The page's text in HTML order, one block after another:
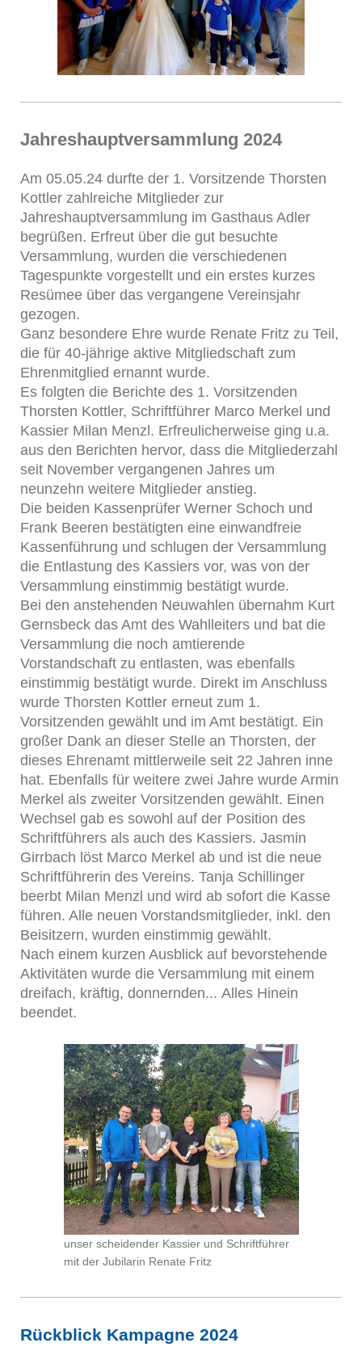
Jahreshauptversammlung 2024
Am 05.05.24 durfte der 1. Vorsitzende Thorsten
Kottler zahlreiche Mitglieder zur
Jahreshauptversammlung im Gasthaus Adler
begrüßen. Erfreut über die gut besuchte
Versammlung, wurden die verschiedenen
Tagespunkte vorgestellt und ein erstes kurzes
Resümee über das vergangene Vereinsjahr
gezogen.
Ganz besondere Ehre wurde Renate Fritz zu Teil,
die für 40-jährige aktive Mitgliedschaft zum
Ehrenmitglied ernannt wurde.
Es folgten die Berichte des 1. Vorsitzenden
Thorsten Kottler, Schriftführer Marco Merkel und
Kassier Milan Menzl. Erfreulicherweise ging u.a.
aus den Berichten hervor, dass die Mitgliederzahl
seit November vergangenen Jahres um
neunzehn weitere Mitglieder anstieg.
Die beiden Kassenprüfer Werner Schoch und
Frank Beeren bestätigten eine einwandfreie
Kassenführung und schlugen der Versammlung
die Entlastung des Kassiers vor, was von der
Versammlung einstimmig bestätigt wurde.
Bei den anstehenden Neuwahlen übernahm Kurt
Gernsbeck das Amt des Wahlleiters und bat die
Versammlung die noch amtierende
Vorstandschaft zu entlasten, was ebenfalls
einstimmig bestätigt wurde. Direkt im Anschluss
wurde Thorsten Kottler erneut zum 1.
Vorsitzenden gewählt und im Amt bestätigt. Ein
großer Dank an dieser Stelle an Thorsten, der
dieses Ehrenamt mittlerweile seit 22 Jahren inne
hat. Ebenfalls für weitere zwei Jahre wurde Armin
Merkel als zweiter Vorsitzenden gewählt. Einen
Wechsel gab es sowohl auf der Position des
Schriftführers als auch des Kassiers. Jasmin
Girrbach löst Marco Merkel ab und ist die neue
Schriftführerin des Vereins. Tanja Schillinger
beerbt Milan Menzl und wird ab sofort die Kasse
führen. Alle neuen Vorstandsmitglieder, inkl. den
Beisitzern, wurden einstimmig gewählt.
Nach einem kurzen Ausblick auf bevorstehende
Aktivitäten wurde die Versammlung mit einem
dreifach, kräftig, donnernden... Alles Hinein
beendet.
unser scheidender Kassier und Schriftführer
mit der Jubilarin Renate Fritz
Rückblick Kampagne 2024